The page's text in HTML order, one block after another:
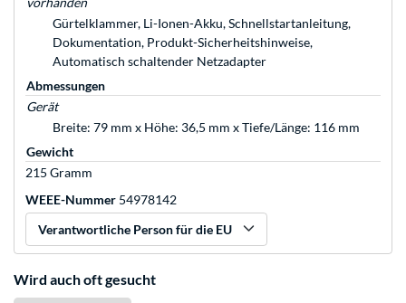
Gürtelklammer, Li-Ionen-Akku, Schnellstartanleitung,
Dokumentation, Produkt-Sicherheitshinweise,
Automatisch schaltender Netzadapter
Abmessungen
Gerät
Breite: 79 mm x Höhe: 36,5 mm x Tiefe/Länge: 116 mm
Gewicht
215 Gramm
WEEE-Nummer 54978142
Verantwortliche Person für die EU
Wird auch oft gesucht